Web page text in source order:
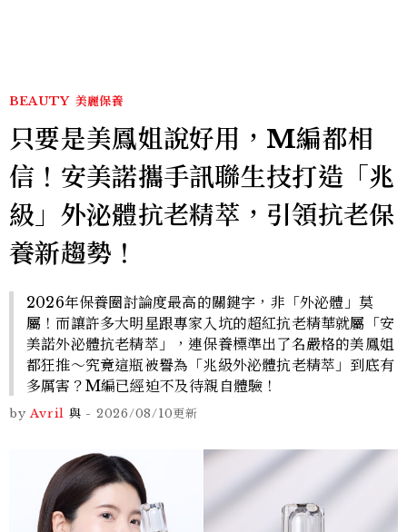
BEAUTY 美麗保養
只要是美鳳姐說好用，M編都相
信！安美諾攜手訊聯生技打造「兆
級」外泌體抗老精萃，引領抗老保
養新趨勢！
2026年保養圈討論度最高的關鍵字，非「外泌體」莫
屬！而讓許多大明星跟專家入坑的超紅抗老精華就屬「安
美諾外泌體抗老精萃」，連保養標準出了名嚴格的美鳳姐
都狂推～究竟這瓶被譽為「兆級外泌體抗老精萃」到底有
多厲害？M編已經迫不及待親自體驗！
by Avril 與 - 2026/08/10更新